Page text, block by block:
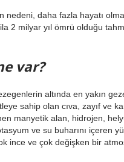
nedeni, daha fazla hayatı
2 milyar yıl ömrü olduğu
var?
altında en yakın
sahip olan cıva, zayıf ve
manyetik alan, hidrojen,
ve su buharını içeren
ince ve çok değişken bir